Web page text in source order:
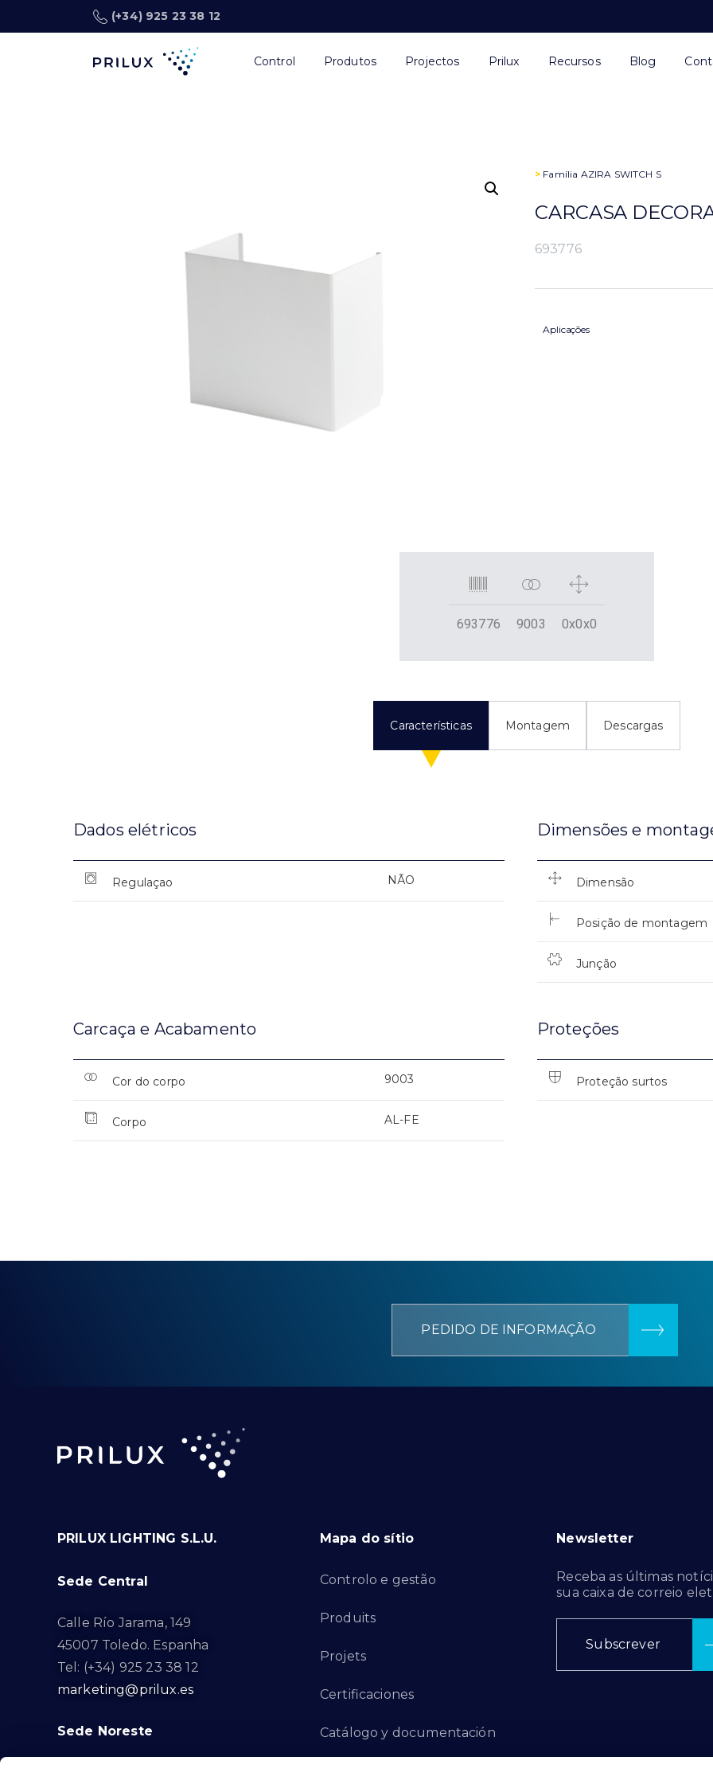
(+34) 925 23 38 12
Control Produtos Projectos Prilux Recursos Blog
> Família AZIRA SWITCH S
CARCASA
693776
Aplicações
693776 9003 0x0x0
Características Montagem Descargas
Dados elétricos
Regulaçao NÃO
Dimensões e
Dimensão
Posição de montagem
Junção
Carcaça e Acabamento
Cor do corpo 9003
Corpo AL-FE
Proteções
Proteção surtos
PEDIDO DE INFORMAÇÃO
PRILUX LIGHTING S.L.U.
Sede Central
Calle Río Jarama, 149
45007 Toledo. Espanha
Tel: (+34) 925 23 38 12
marketing@prilux.es
Sede Noreste
Mapa do sítio
Controlo e gestão
Produits
Projets
Certificaciones
Catálogo y documentación
Newsletter
Receba as últimas
sua caixa de correio
Subscrever